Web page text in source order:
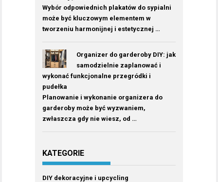
Wybór odpowiednich plakatów do sypialni
może być kluczowym elementem w
tworzeniu harmonijnej i estetycznej …
Organizer do garderoby DIY: jak
samodzielnie zaplanować i
wykonać funkcjonalne przegródki i
pudełka
Planowanie i wykonanie organizera do
garderoby może być wyzwaniem,
zwłaszcza gdy nie wiesz, od …
KATEGORIE
DIY dekoracyjne i upcycling